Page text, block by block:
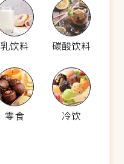
乳饮料 碳酸饮料
零食 冷饮